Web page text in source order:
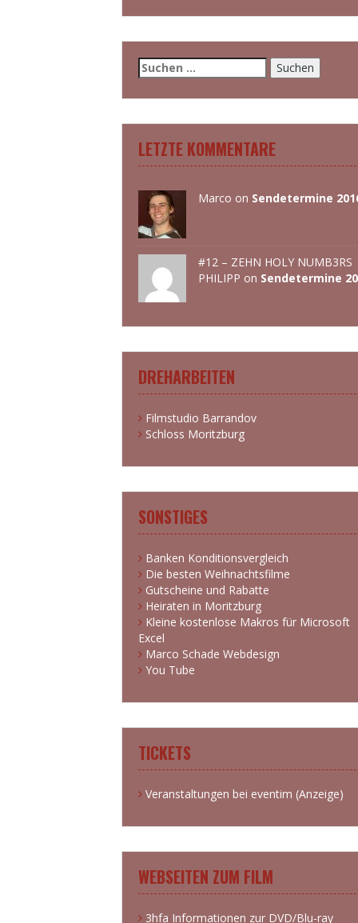
Suchen
nach:
LETZTE KOMMENTARE
Marco on Sendetermine
#12 – ZEHN HOLY
PHILIPP on Sendetermine
DREHARBEITEN
Filmstudio Barrandov
Schloss Moritzburg
SONSTIGES
Banken Konditionsvergleich
Die besten Weihnachtsfilme
Gutscheine und Rabatte
Heiraten in Moritzburg
Kleine kostenlose Makros für Microsoft
Excel
Marco Schade Webdesign
You Tube
TICKETS
Veranstaltungen bei eventim (Anzeige)
WEBSEITEN ZUM FILM
3hfa Informationen zur DVD/Blu-ray